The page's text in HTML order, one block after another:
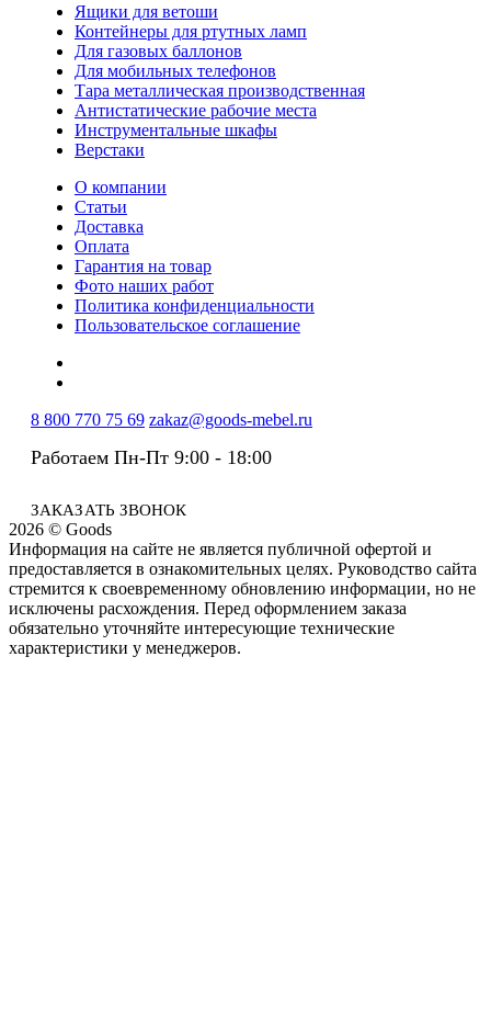
Ящики для ветоши
Контейнеры для ртутных ламп
Для газовых баллонов
Для мобильных телефонов
Тара металлическая производственная
Антистатические рабочие места
Инструментальные шкафы
Верстаки
О компании
Статьи
Доставка
Оплата
Гарантия на товар
Фото наших работ
Политика конфиденциальности
Пользовательское соглашение
8 800 770 75 69 zakaz@goods-mebel.ru
Работаем Пн-Пт 9:00 - 18:00
ЗАКАЗАТЬ ЗВОНОК
2026 © Goods
Информация на сайте не является публичной офертой и
предоставляется в ознакомительных целях. Руководство сайта
стремится к своевременному обновлению информации, но не
исключены расхождения. Перед оформлением заказа
обязательно уточняйте интересующие технические
характеристики у менеджеров.